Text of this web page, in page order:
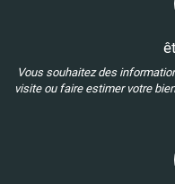
Vous souhaitez des
visite ou faire estimer votre